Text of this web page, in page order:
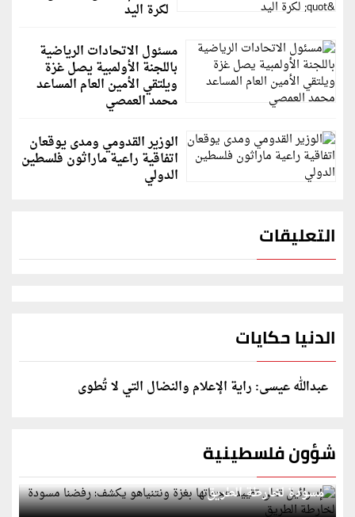
لكرة اليد
مسئول الاتحادات الرياضية
باللجنة الأولمبية يصل غزة
ويلتقي الأمين العام المساعد
محمد العمصي
الوزير القدومي ومدى يوقعان
اتفاقية راعية ماراثون فلسطين
الدولي
التعليقات
الدنيا حكايات
عبدالله عيسى: راية الإعلام والنضال التي لا تُطوى
شؤون فلسطينية
إسرائيل تعلن تقييد هجماتها بغزة ونتنياهو يكشف: رفضنا
مسودة لخارطة الطريق